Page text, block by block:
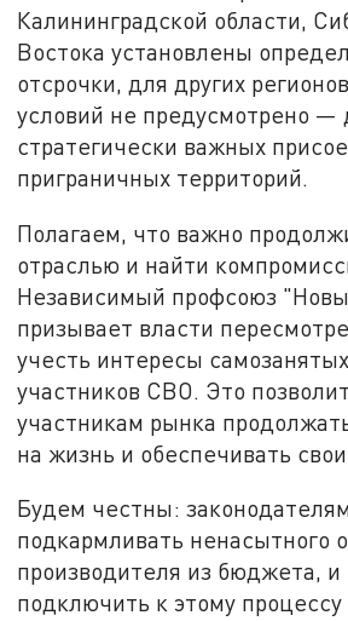
Калининградской области,
Востока установлены
отсрочки, для других
условий не предусмотрено —
стратегически важных
приграничных территорий.
Полагаем, что важно
отраслью и найти
Независимый профсоюз
призывает власти
учесть интересы
участников СВО. Это
участникам рынка
на жизнь и обеспечивать
Будем честны:
подкармливать ненасытного
производителя из бюджета,
подключить к этому